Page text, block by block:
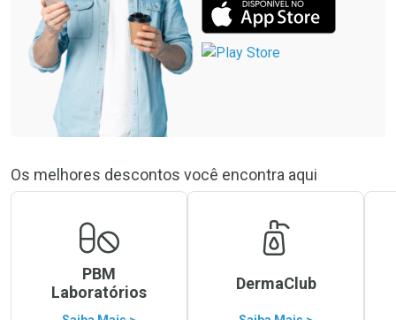
Os melhores descontos você encontra aqui
PBM
Laboratórios
DermaClub